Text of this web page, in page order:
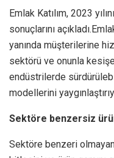
Emlak Katılım, 2023
sonuçlarını
yanında müşterilerine
sektörü ve onunla
endüstrilerde
modellerini
Sektöre benzersiz
Sektöre benzeri